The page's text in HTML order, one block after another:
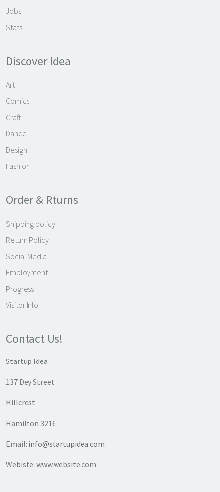
Jobs
Stats
Discover Idea
Art
Comics
Craft
Dance
Design
Fashion
Order & Rturns
Shipping policy
Return Policy
Social Media
Employment
Progress
Visitor Info
Contact Us!
Startup Idea
137 Dey Street
Hillcrest
Hamilton 3216
Email: info@startupidea.com
Webiste: www.website.com